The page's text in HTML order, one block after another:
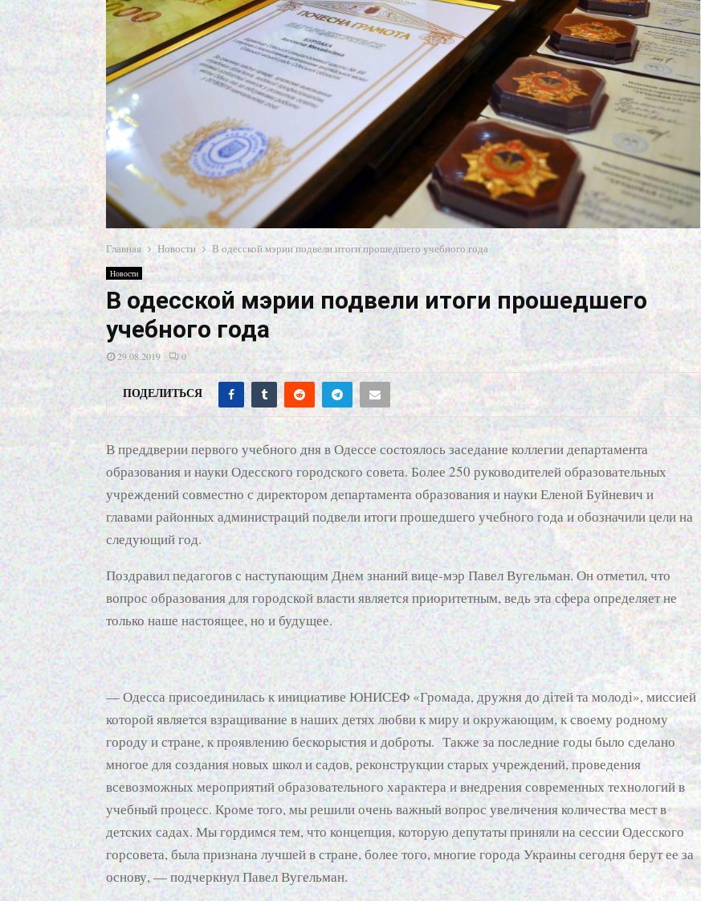
Главная Новости В одесской мэрии подвели итоги прошедшего учебного года
Новости
В одесской мэрии подвели итоги прошедшего
учебного года
29.08.2019 0
ПОДЕЛИТЬСЯ
В преддверии первого учебного дня в Одессе состоялось заседание коллегии департамента
образования и науки Одесского городского совета. Более 250 руководителей образовательных
учреждений совместно с директором департамента образования и науки Еленой Буйневич и
главами районных администраций подвели итоги прошедшего учебного года и обозначили цели на
следующий год.
Поздравил педагогов с наступающим Днем знаний вице-мэр Павел Вугельман. Он отметил, что
вопрос образования для городской власти является приоритетным, ведь эта сфера определяет не
только наше настоящее, но и будущее.
— Одесса присоединилась к инициативе ЮНИСЕФ «Громада, дружня до дітей та молоді», миссией
которой является взращивание в наших детях любви к миру и окружающим, к своему родному
городу и стране, к проявлению бескорыстия и доброты. Также за последние годы было сделано
многое для создания новых школ и садов, реконструкции старых учреждений, проведения
всевозможных мероприятий образовательного характера и внедрения современных технологий в
учебный процесс. Кроме того, мы решили очень важный вопрос увеличения количества мест в
детских садах. Мы гордимся тем, что концепция, которую депутаты приняли на сессии Одесского
горсовета, была признана лучшей в стране, более того, многие города Украины сегодня берут ее за
основу, — подчеркнул Павел Вугельман.